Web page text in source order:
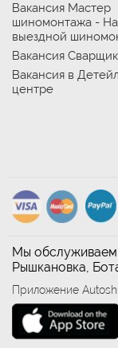
Вакансия Мастер
шиномонтажа - На
выездной
Вакансия
Вакансия в
центре
Мы обслуживаем
Рышкановка,
Приложение